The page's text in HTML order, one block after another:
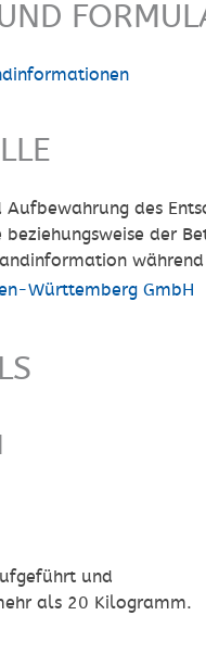
des
der
Württemberg GmbH
und
als 20 Kilogramm.